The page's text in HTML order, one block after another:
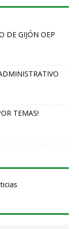
DE GIJÓN OEP
TEMAS!